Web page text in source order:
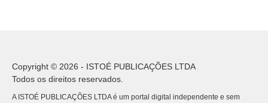
Copyright © 2026 - ISTOÉ PUBLICAÇÕES LTDA
Todos os direitos reservados.
A ISTOÉ PUBLICAÇÕES LTDA é um portal digital independente e sem